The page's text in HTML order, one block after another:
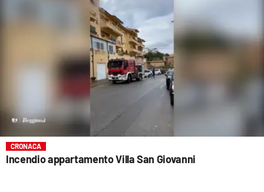
CRONACA
Incendio appartamento Villa San Giovanni